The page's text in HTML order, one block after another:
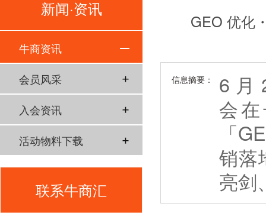
GEO 优化
信息摘要：
6 月
会
「
销落
亮剑
新闻·资讯
牛商资讯
会员风采
入会资讯
活动物料下载
联系牛商汇